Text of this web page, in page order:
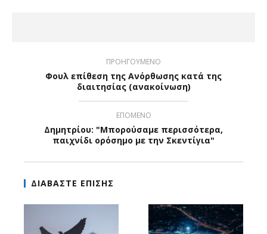
ΠΡΟΗΓΟΥΜΕΝΟ
Φουλ επίθεση της Ανόρθωσης κατά της
διαιτησίας (ανακοίνωση)
ΕΠΟΜΕΝΟ
Δημητρίου: "Μπορούσαμε περισσότερα,
παιχνίδι ορόσημο με την Σκεντίγια"
ΔΙΑΒΑΣΤΕ ΕΠΙΣΗΣ